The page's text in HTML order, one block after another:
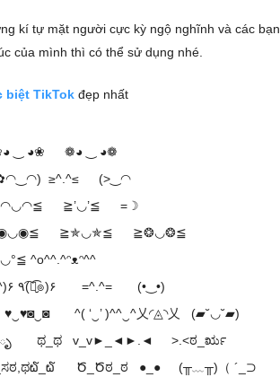
kí tự mặt người cực kỳ ngộ nghĩnh và các bạn
của mình thì có thể sử dụng nhé.
biệt TikTok đẹp nhất
‿ ◕❀ ❁◕ ‿ ◕❁
≥^.^≤ (>‿◠
≧’◡’≦ =☽
≧✯◡✯≦ ≧❂◡❂≦
^o^^.^ᵔᴥᵔ^^
(°⌣°) ٩(^‿^)۶ ٩(͡๏̮͡๏)۶ =^.^= (•‿•)
^( ‘‿’ )^^‿^乂◜◬◝乂 (▰˘◡˘▰)
ಥ_ಥ v_v►_◄►.◄ >.<ಠ_ರೃ